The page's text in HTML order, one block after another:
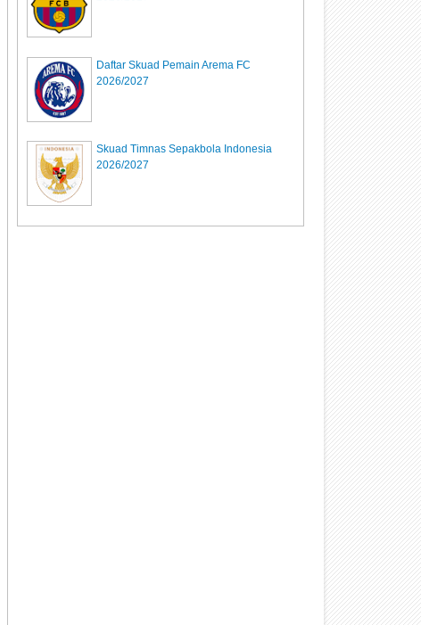
Daftar Skuad Pemain Arema FC
2026/2027
Skuad Timnas Sepakbola Indonesia
2026/2027